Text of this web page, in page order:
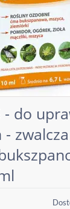
- do